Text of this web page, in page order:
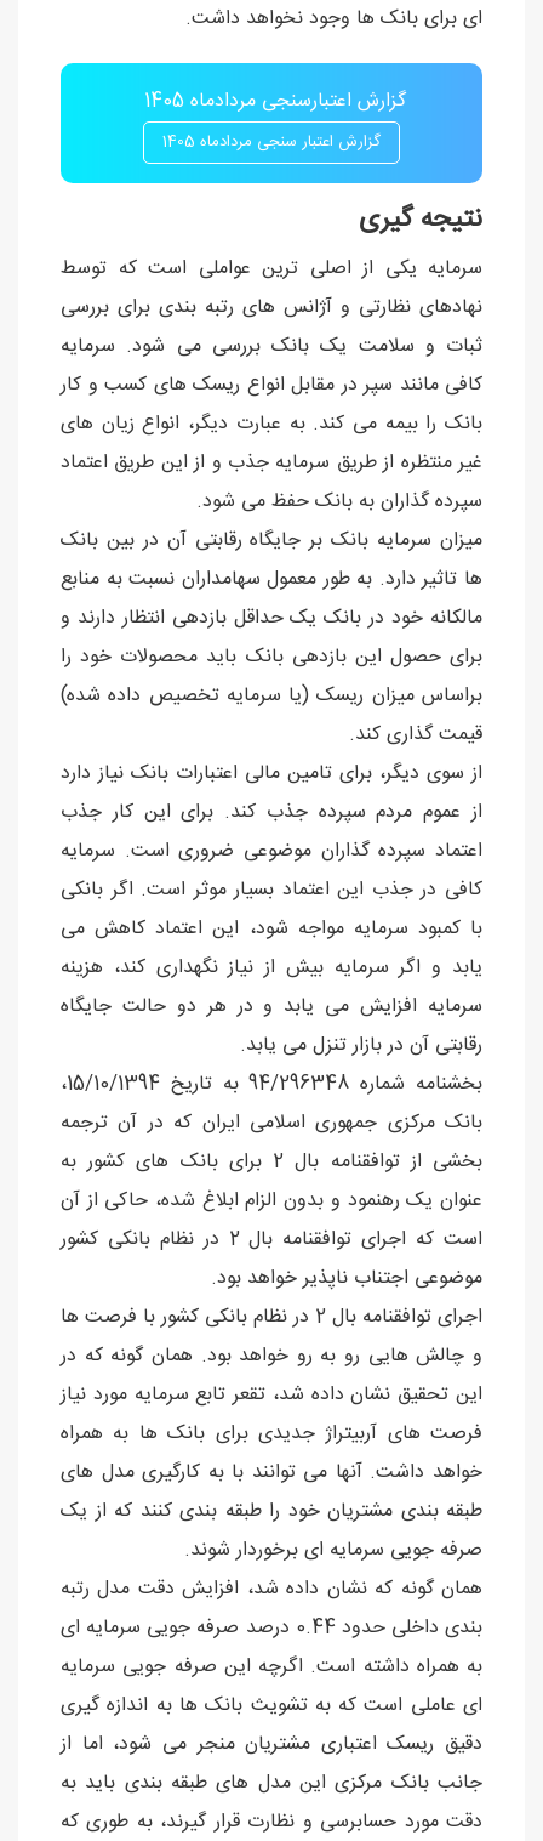
ای برای بانک ها وجود نخواهد داشت.
گزارش اعتبارسنجی مردادماه 1405
گزارش اعتبار سنجی مردادماه 1405
نتیجه گیری
سرمایه یکی از اصلی ترین عواملی است که توسط
نهادهای نظارتی و آژانس های رتبه بندی برای بررسی
ثبات و سلامت یک بانک بررسی می شود. سرمایه
کافی مانند سپر در مقابل انواع ریسک های کسب و کار
بانک را بیمه می کند. به عبارت دیگر، انواع زیان های
غیر منتظره از طریق سرمایه جذب و از این طریق اعتماد
سپرده گذاران به بانک حفظ می شود.
میزان سرمایه بانک بر جایگاه رقابتی آن در بین بانک
ها تاثیر دارد. به طور معمول سهامداران نسبت به منابع
مالکانه خود در بانک یک حداقل بازدهی انتظار دارند و
برای حصول این بازدهی بانک باید محصولات خود را
براساس میزان ریسک (یا سرمایه تخصیص داده شده)
قیمت گذاری کند.
از سوی دیگر، برای تامین مالی اعتبارات بانک نیاز دارد
از عموم مردم سپرده جذب کند. برای این کار جذب
اعتماد سپرده گذاران موضوعی ضروری است. سرمایه
کافی در جذب این اعتماد بسیار موثر است. اگر بانکی
با کمبود سرمایه مواجه شود، این اعتماد کاهش می
یابد و اگر سرمایه بیش از نیاز نگهداری کند، هزینه
سرمایه افزایش می یابد و در هر دو حالت جایگاه
رقابتی آن در بازار تنزل می یابد.
بخشنامه شماره 94/296348 به تاریخ 15/10/1394،
بانک مرکزی جمهوری اسلامی ایران که در آن ترجمه
بخشی از توافقنامه بال 2 برای بانک های کشور به
عنوان یک رهنمود و بدون الزام ابلاغ شده، حاکی از آن
است که اجرای توافقنامه بال 2 در نظام بانکی کشور
موضوعی اجتناب ناپذیر خواهد بود.
اجرای توافقنامه بال 2 در نظام بانکی کشور با فرصت ها
و چالش هایی رو به رو خواهد بود. همان گونه که در
این تحقیق نشان داده شد، تقعر تابع سرمایه مورد نیاز
فرصت های آربیتراژ جدیدی برای بانک ها به همراه
خواهد داشت. آنها می توانند با به کارگیری مدل های
طبقه بندی مشتریان خود را طبقه بندی کنند که از یک
صرفه جویی سرمایه ای برخوردار شوند.
همان گونه که نشان داده شد، افزایش دقت مدل رتبه
بندی داخلی حدود 0.44 درصد صرفه جویی سرمایه ای
به همراه داشته است. اگرچه این صرفه جویی سرمایه
ای عاملی است که به تشویث بانک ها به اندازه گیری
دقیق ریسک اعتباری مشتریان منجر می شود، اما از
جانب بانک مرکزی این مدل های طبقه بندی باید به
دقت مورد حسابرسی و نظارت قرار گیرند، به طوری که